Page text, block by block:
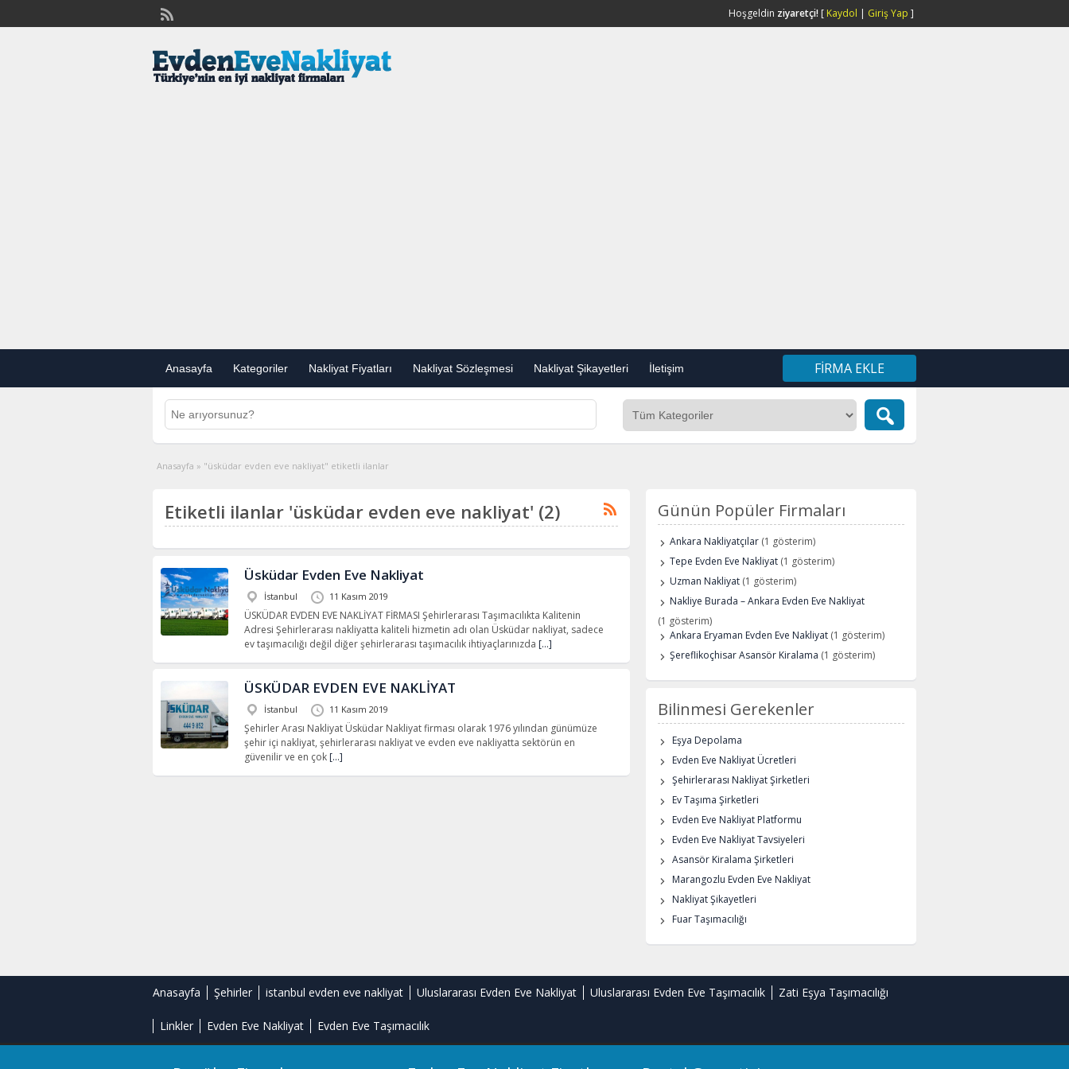
Hoşgeldin ziyaretçi! [ Kaydol | Giriş Yap ]
Anasayfa Kategoriler Nakliyat Fiyatları Nakliyat Sözleşmesi Nakliyat Şikayetleri İletişim FIRMA EKLE
Anasayfa » "üsküdar evden eve nakliyat" etiketli ilanlar
Etiketli ilanlar 'üsküdar evden eve nakliyat' (2)
Üsküdar Evden Eve Nakliyat
İstanbul 11 Kasım 2019
ÜSKÜDAR EVDEN EVE NAKLİYAT FİRMASI Şehirlerarası Taşımacılıkta Kalitenin
Adresi Şehirlerarası nakliyatta kaliteli hizmetin adı olan Üsküdar nakliyat, sadece
ev taşımacılığı değil diğer şehirlerarası taşımacılık ihtiyaçlarınızda […]
ÜSKÜDAR EVDEN EVE NAKLİYAT
İstanbul 11 Kasım 2019
Şehirler Arası Nakliyat Üsküdar Nakliyat firması olarak 1976 yılından günümüze
şehir içi nakliyat, şehirlerarası nakliyat ve evden eve nakliyatta sektörün en
güvenilir ve en çok […]
Günün Popüler Firmaları
Ankara Nakliyatçılar (1 gösterim)
Tepe Evden Eve Nakliyat (1 gösterim)
Uzman Nakliyat (1 gösterim)
Nakliye Burada – Ankara Evden Eve Nakliyat
(1 gösterim)
Ankara Eryaman Evden Eve Nakliyat (1 gösterim)
Şereflikoçhisar Asansör Kiralama (1 gösterim)
Bilinmesi Gerekenler
Eşya Depolama
Evden Eve Nakliyat Ücretleri
Şehirlerarası Nakliyat Şirketleri
Ev Taşıma Şirketleri
Evden Eve Nakliyat Platformu
Evden Eve Nakliyat Tavsiyeleri
Asansör Kiralama Şirketleri
Marangozlu Evden Eve Nakliyat
Nakliyat Şikayetleri
Fuar Taşımacılığı
Anasayfa Şehirler istanbul evden eve nakliyat Uluslararası Evden Eve Nakliyat Uluslararası Evden Eve Taşımacılık Zati Eşya Taşımacılığı
Linkler Evden Eve Nakliyat Evden Eve Taşımacılık